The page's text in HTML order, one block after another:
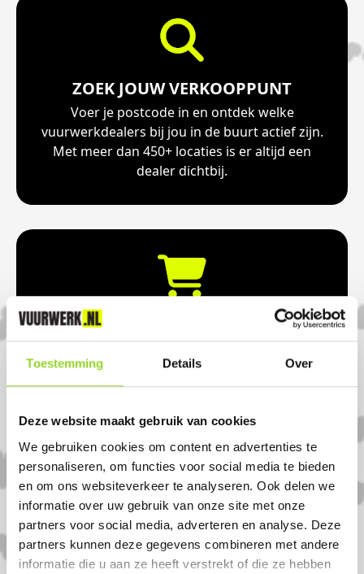
Toestemming Details Over
Deze website maakt gebruik van cookies
We gebruiken cookies om content en advertenties te
personaliseren, om functies voor social media te bieden
en om ons websiteverkeer te analyseren. Ook delen we
informatie over uw gebruik van onze site met onze
partners voor social media, adverteren en analyse. Deze
partners kunnen deze gegevens combineren met andere
informatie die u aan ze heeft verstrekt of die ze hebben
ZOEK JOUW VERKOOPPUNT
Voer je postcode in en ontdek welke
vuurwerkdealers bij jou in de buurt actief zijn.
Met meer dan 450+ locaties is er altijd een
dealer dichtbij.
BESTEL & BETAAL ONLINE
Betaal veilig en eenvoudig via iDEAL of andere
betaalopties.
HAAL JE VUURWERK OP
Vanaf de wettelijke verkoopdagen haal je je